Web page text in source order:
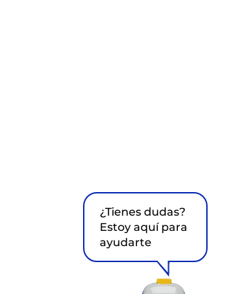
¿Tienes dudas?
Estoy aquí para
ayudarte